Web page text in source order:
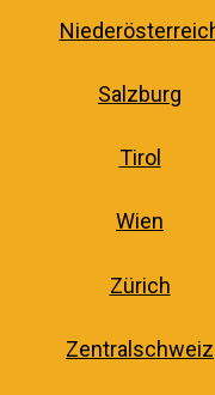
Salzburg
Tirol
Wien
Zürich
Zentralschweiz